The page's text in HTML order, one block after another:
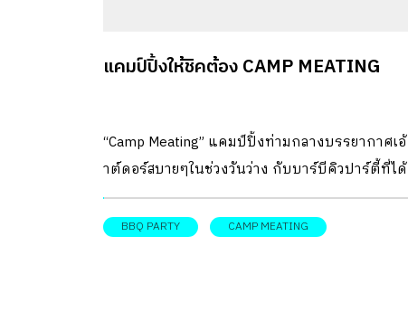
แคมป์ปิ้งให้ชิคต้อง CAMP MEATING
“Camp Meating” แคมป์ปิ้งท่ามกลางบรรยากาศเอ้
าต์ดอร์สบายๆในช่วงวันว่าง กับบาร์บีคิวปาร์ตี้ที่ได้
ลงมือปิ้งย่างเอง
BBQ PARTY CAMP MEATING